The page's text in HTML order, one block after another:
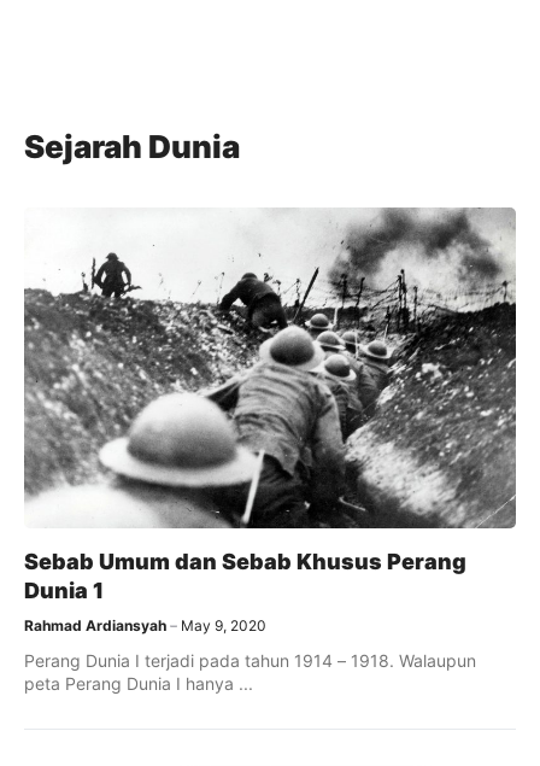
Sejarah Dunia
Sebab Umum dan Sebab Khusus Perang
Dunia 1
Rahmad Ardiansyah May 9, 2020
Perang Dunia I terjadi pada tahun 1914 – 1918. Walaupun
peta Perang Dunia I hanya ...